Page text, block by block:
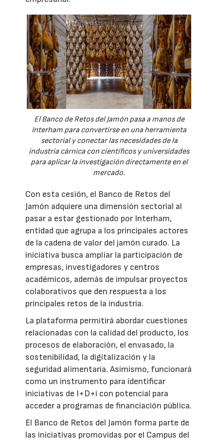
El Banco de Retos del Jamón pasa a manos de
Interham para convertirse en una herramienta
sectorial y conectar las necesidades de la
industria cárnica con científicos y universidades
para aplicar la investigación directamente en el
mercado.
Con esta cesión, el Banco de Retos del
Jamón adquiere una dimensión sectorial al
pasar a estar gestionado por Interham,
entidad que agrupa a los principales actores
de la cadena de valor del jamón curado. La
iniciativa busca ampliar la participación de
empresas, investigadores y centros
académicos, además de impulsar proyectos
colaborativos que den respuesta a los
principales retos de la industria.
La plataforma permitirá abordar cuestiones
relacionadas con la calidad del producto, los
procesos de elaboración, el envasado, la
sostenibilidad, la digitalización y la
seguridad alimentaria. Asimismo, funcionará
como un instrumento para identificar
iniciativas de I+D+i con potencial para
acceder a programas de financiación pública.
El Banco de Retos del Jamón forma parte de
las iniciativas promovidas por el Campus del